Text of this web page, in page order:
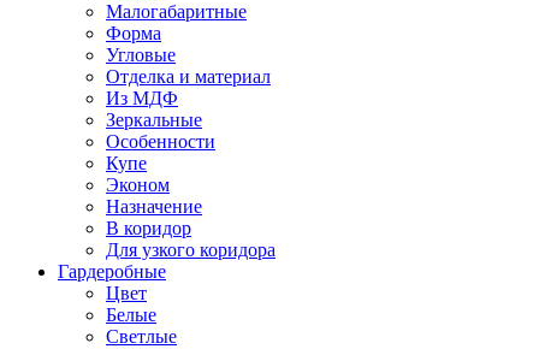
Малогабаритные
Форма
Угловые
Отделка и материал
Из МДФ
Зеркальные
Особенности
Купе
Эконом
Назначение
В коридор
Для узкого коридора
Гардеробные
Цвет
Белые
Светлые